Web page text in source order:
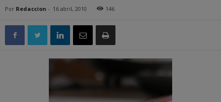
Por Redaccion - 16 abril, 2010 146